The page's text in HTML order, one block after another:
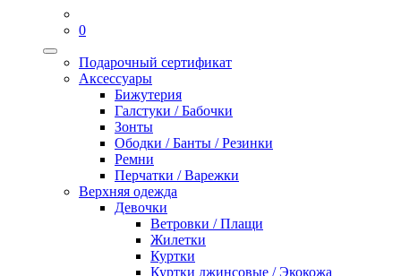
0
Подарочный сертификат
Аксессуары
Бижутерия
Галстуки / Бабочки
Зонты
Ободки / Банты / Резинки
Ремни
Перчатки / Варежки
Верхняя одежда
Девочки
Ветровки / Плащи
Жилетки
Куртки
Куртки джинсовые / Экокожа